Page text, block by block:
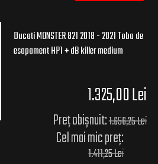
Ducati MONSTER 821 2018 - 2021 Toba de
esapament HP1 + dB killer medium
1.325,00 Lei
Preț obișnuit:1.656,25 Lei
Cel mai mic preț:
1.411,25 Lei